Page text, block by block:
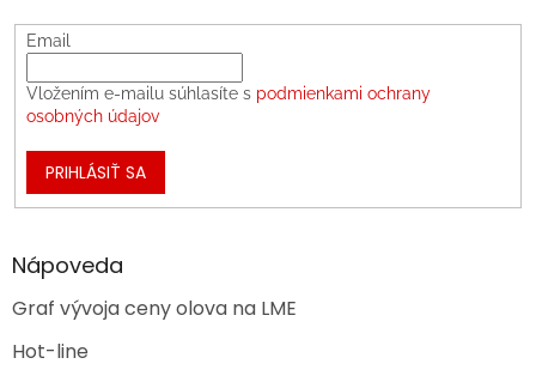
Email
Vložením e-mailu súhlasíte s podmienkami ochrany
osobných údajov
PRIHLÁSIŤ SA
Nápoveda
Graf vývoja ceny olova na LME
Hot-line